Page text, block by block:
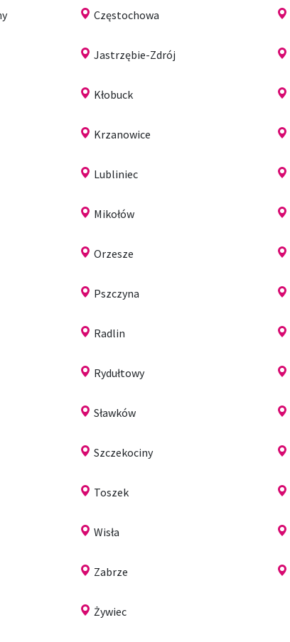
Częstochowa
Jastrzębie-Zdrój
Kłobuck
Krzanowice
Lubliniec
Mikołów
Orzesze
Pszczyna
Radlin
Rydułtowy
Sławków
Szczekociny
Toszek
Wisła
Zabrze
Żywiec